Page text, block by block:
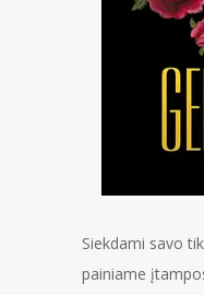
Siekdami savo
painiame